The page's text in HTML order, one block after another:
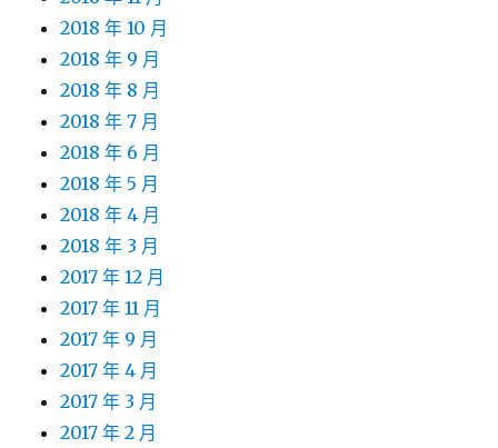
2018 年 10 月
2018 年 9 月
2018 年 8 月
2018 年 7 月
2018 年 6 月
2018 年 5 月
2018 年 4 月
2018 年 3 月
2017 年 12 月
2017 年 11 月
2017 年 9 月
2017 年 4 月
2017 年 3 月
2017 年 2 月